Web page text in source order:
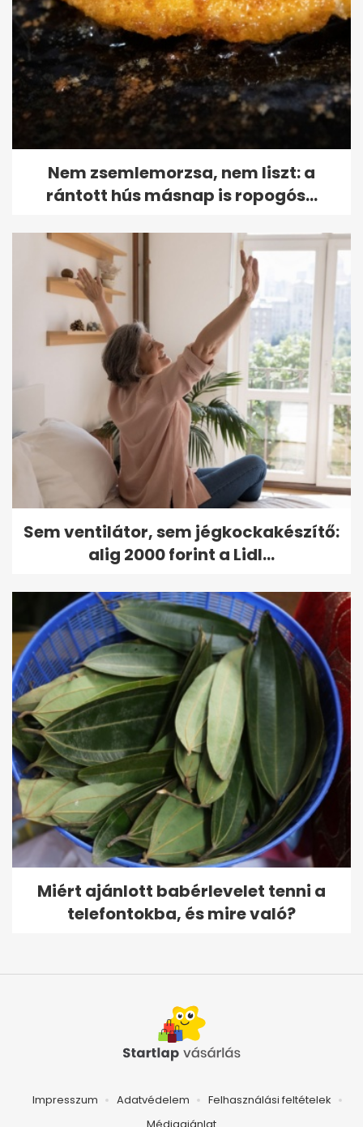
Nem zsemlemorzsa, nem liszt: a
rántott hús másnap is ropogós...
Sem ventilátor, sem jégkockakészítő:
alig 2000 forint a Lidl...
Miért ajánlott babérlevelet tenni a
telefontokba, és mire való?
Impresszum Adatvédelem
Felhasználási feltételek